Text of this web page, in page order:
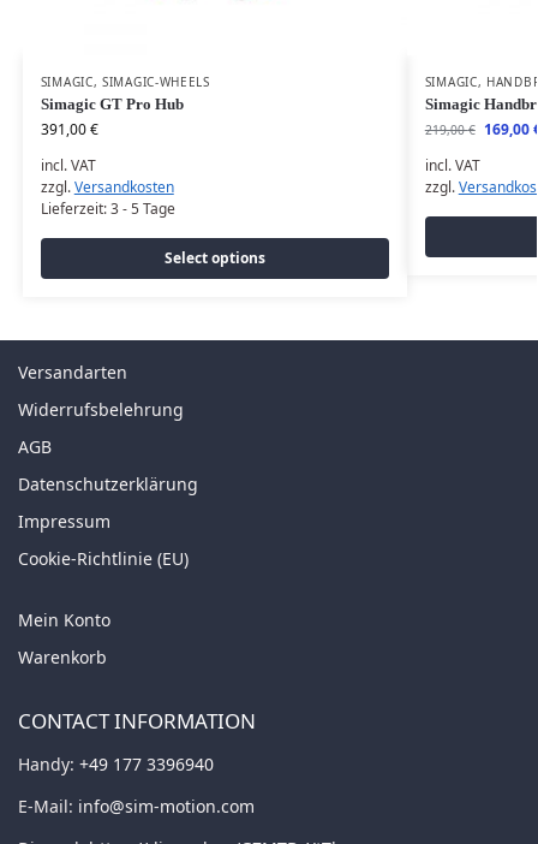
SIMAGIC,SIMAGIC-WHEELS
Simagic GT Pro Hub
391,00€
incl. VAT
zzgl.Versandkosten
Lieferzeit:3 - 5 Tage
Select options
SIMAGIC,
Simagic
219,00€ 169,00
incl. VAT
zzgl.
Versandarten
Widerrufsbelehrung
AGB
Datenschutzerklärung
Impressum
Cookie-Richtlinie (EU)
Mein Konto
Warenkorb
CONTACT INFORMATION
Handy: +49 177 3396940
E-Mail: info@sim-motion.com